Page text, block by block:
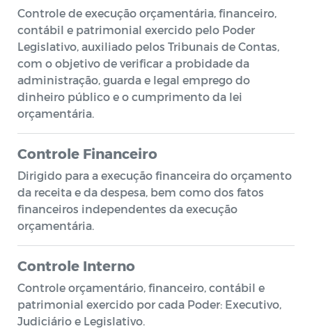
Controle de execução orçamentária, financeiro,
contábil e patrimonial exercido pelo Poder
Legislativo, auxiliado pelos Tribunais de Contas,
com o objetivo de verificar a probidade da
administração, guarda e legal emprego do
dinheiro público e o cumprimento da lei
orçamentária.
Controle Financeiro
Dirigido para a execução financeira do orçamento
da receita e da despesa, bem como dos fatos
financeiros independentes da execução
orçamentária.
Controle Interno
Controle orçamentário, financeiro, contábil e
patrimonial exercido por cada Poder: Executivo,
Judiciário e Legislativo.